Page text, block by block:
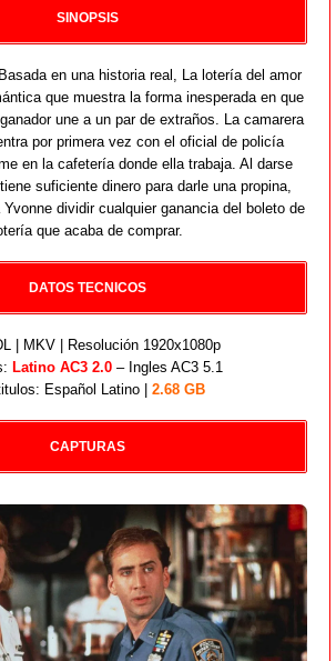
SINOPSIS
en una historia real, La lotería del amor
que muestra la forma inesperada en que
une a un par de extraños. La camarera
por primera vez con el oficial de policía
en la cafetería donde ella trabaja. Al darse
suficiente dinero para darle una propina,
dividir cualquier ganancia del boleto de
que acaba de comprar.
DATOS TECNICOS
| MKV | Resolución 1920x1080p
Latino AC3 2.0 – Ingles AC3 5.1
Español Latino | 2.68 GB
CAPTURAS